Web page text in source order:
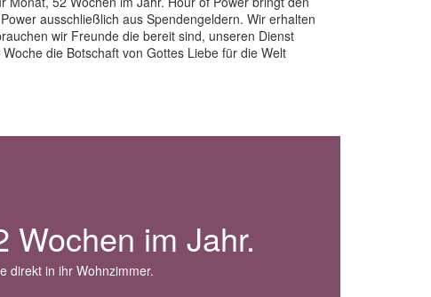
ausschließlich aus Spendengeldern. Wir erhalten
wir Freunde die bereit sind, unseren Dienst
die Botschaft von Gottes Liebe für die Welt
Wochen im Jahr.
direkt in ihr Wohnzimmer.